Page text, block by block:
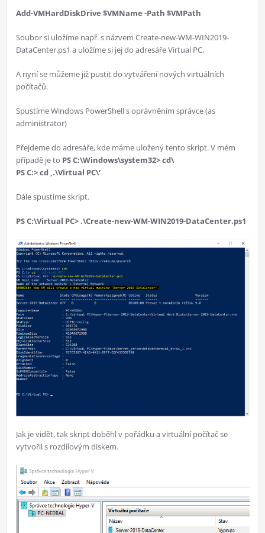
Add-VMHardDiskDrive $VMName -Path $VMPath
Soubor si uložíme např. s názvem Create-new-WM-WIN2019-
DataCenter.ps1 a uložíme si jej do adresáře Virtual PC.
A nyní se můžeme již pustit do vytváření nových virtuálních
počítačů.
Spustíme Windows PowerShell s oprávněním správce (as
administrator)
Přejdeme do adresáře, kde máme uložený tento skript. V mém
případě je to PS C:\Windows\system32> cd\
PS C:> cd ‚.\Virtual PC\‘
Dále spustíme skript.
PS C:\Virtual PC> .\Create-new-WM-WIN2019-DataCenter.ps1
Jak je vidět, tak skript doběhl v pořádku a virtuální počítač se
vytvořil s rozdílovým diskem.